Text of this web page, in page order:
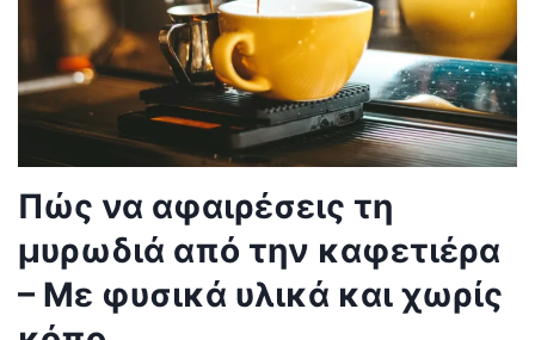
Πώς να αφαιρέσεις τη
μυρωδιά από την καφετιέρα
– Με φυσικά υλικά και χωρίς